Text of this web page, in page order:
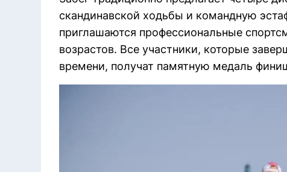
скандинавской ходьбы и командную
приглашаются профессиональные
возрастов. Все участники, которые
времени, получат памятную медаль